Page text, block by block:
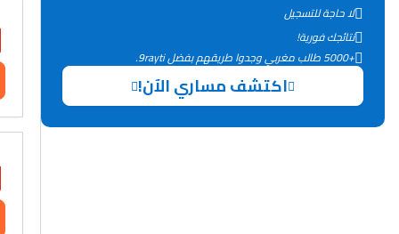
لا حاجة للتسجيل
نتائجك فورية!
+5000 طالب مغربي وجدوا طريقهم بفضل 9rayti.
اكتشف مساري الآن!